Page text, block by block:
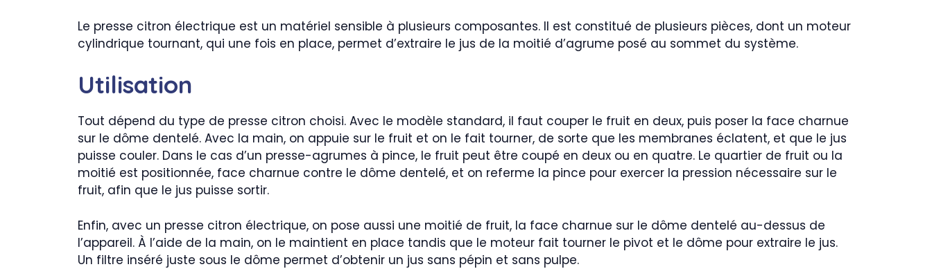
Le presse citron électrique est un matériel sensible à plusieurs composantes. Il est constitué de plusieurs pièces, dont un moteur
cylindrique tournant, qui une fois en place, permet d’extraire le jus de la moitié d’agrume posé au sommet du système.
Utilisation
Tout dépend du type de presse citron choisi. Avec le modèle standard, il faut couper le fruit en deux, puis poser la face charnue
sur le dôme dentelé. Avec la main, on appuie sur le fruit et on le fait tourner, de sorte que les membranes éclatent, et que le jus
puisse couler. Dans le cas d’un presse-agrumes à pince, le fruit peut être coupé en deux ou en quatre. Le quartier de fruit ou la
moitié est positionnée, face charnue contre le dôme dentelé, et on referme la pince pour exercer la pression nécessaire sur le
fruit, afin que le jus puisse sortir.
Enfin, avec un presse citron électrique, on pose aussi une moitié de fruit, la face charnue sur le dôme dentelé au-dessus de
l’appareil. À l’aide de la main, on le maintient en place tandis que le moteur fait tourner le pivot et le dôme pour extraire le jus.
Un filtre inséré juste sous le dôme permet d’obtenir un jus sans pépin et sans pulpe.